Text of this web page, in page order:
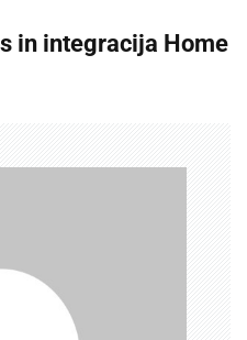
in integracija Home